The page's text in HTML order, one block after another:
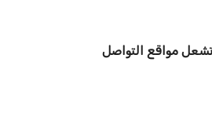
مواقع التواصل